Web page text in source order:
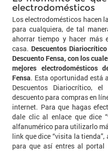
electrodomésticos
Los electrodomésticos hacen
para cualquiera, de tal
ahorrar tiempo y hacer más
casa. Descuentos
Descuento Fensa, con los
mejores electrodomésticos
Fensa. Esta oportunidad está
Descuentos Diariocrítico,
descuento para compras en
internet. Para que hagas
dale clic al enlace que dice
alfanumérico para utilizarlo
link que dice “visita la
para que así entres al portal